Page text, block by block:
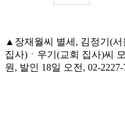
▲장재월씨 별세, 김정기(서
집사)ㆍ우기(교회 집사)씨
원, 발인 18일 오전, 02-2227-